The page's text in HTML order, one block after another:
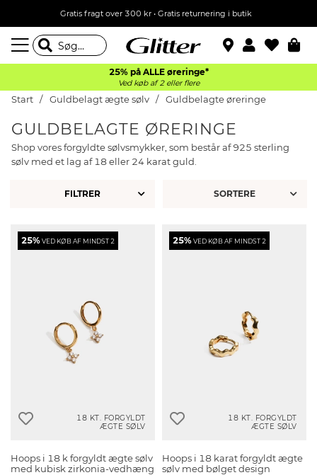
Gratis fragt over 300 kr • Gratis returnering i butik
25% på ALLE øreringe*
Ved køb af 2 eller flere
Start Guldbelagt ægte sølv Guldbelagte øreringe
GULDBELAGTE ØRERINGE
Shop vores forgyldte sølvsmykker, som består af 925 sterling
sølv med et lag af 18 eller 24 karat guld.
FILTRER
25%VED KØB AF MINDST 2
18 KT. FORGYLDT
ÆGTE SØLV
Hoops i 18 k forgyldt ægte sølv
med kubisk zirkonia-vedhæng
25%VED KØB AF MINDST 2
18 KT. FORGYLDT
ÆGTE SØLV
Hoops i 18 karat forgyldt ægte
sølv med bølget design